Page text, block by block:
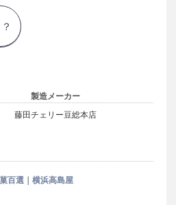
製造メーカー
藤田チェリー豆総本店
百選｜横浜高島屋